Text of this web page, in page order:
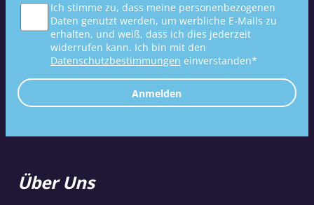
Ich stimme zu, dass meine personenbezogenen
Daten genutzt werden, um werbliche E-Mails zu
erhalten, und weiß, dass ich dies jederzeit
widerrufen kann. Ich bin mit den
Datenschutzbestimmungen einverstanden*
Anmelden
Über Uns